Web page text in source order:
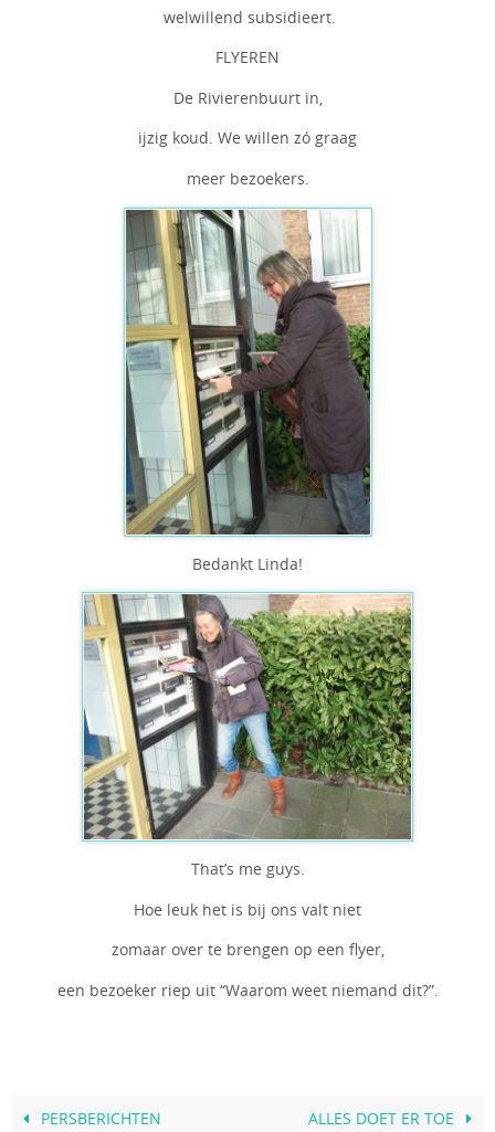
welwillend subsidieert.
FLYEREN
De Rivierenbuurt in,
ijzig koud. We willen zó graag
meer bezoekers.
Bedankt Linda!
That’s me guys.
Hoe leuk het is bij ons valt niet
zomaar over te brengen op een flyer,
een bezoeker riep uit “Waarom weet niemand dit?”.
PERSBERICHTEN ALLES DOET ER TOE